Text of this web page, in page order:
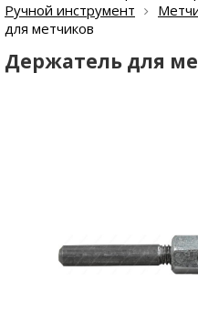
Ручной инструмент
для метчиков
Держатель для